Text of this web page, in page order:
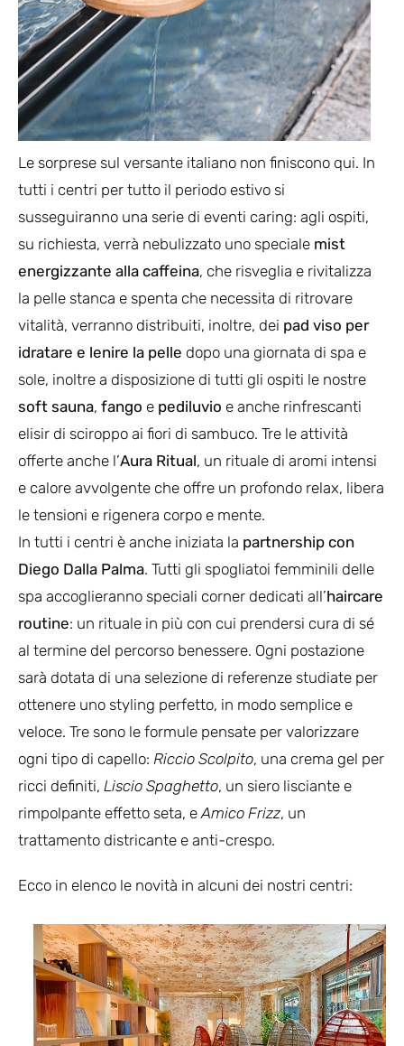
Le sorprese sul versante italiano non finiscono qui. In
tutti i centri per tutto il periodo estivo si
susseguiranno una serie di eventi caring: agli ospiti,
su richiesta, verrà nebulizzato uno speciale mist
energizzante alla caffeina, che risveglia e rivitalizza
la pelle stanca e spenta che necessita di ritrovare
vitalità, verranno distribuiti, inoltre, dei pad viso per
idratare e lenire la pelle dopo una giornata di spa e
sole, inoltre a disposizione di tutti gli ospiti le nostre
soft sauna, fango e pediluvio e anche rinfrescanti
elisir di sciroppo ai fiori di sambuco. Tre le attività
offerte anche l’Aura Ritual, un rituale di aromi intensi
e calore avvolgente che offre un profondo relax, libera
le tensioni e rigenera corpo e mente.
In tutti i centri è anche iniziata la partnership con
Diego Dalla Palma. Tutti gli spogliatoi femminili delle
spa accoglieranno speciali corner dedicati all’haircare
routine: un rituale in più con cui prendersi cura di sé
al termine del percorso benessere. Ogni postazione
sarà dotata di una selezione di referenze studiate per
ottenere uno styling perfetto, in modo semplice e
veloce. Tre sono le formule pensate per valorizzare
ogni tipo di capello: Riccio Scolpito, una crema gel per
ricci definiti, Liscio Spaghetto, un siero lisciante e
rimpolpante effetto seta, e Amico Frizz, un
trattamento districante e anti-crespo.
Ecco in elenco le novità in alcuni dei nostri centri: